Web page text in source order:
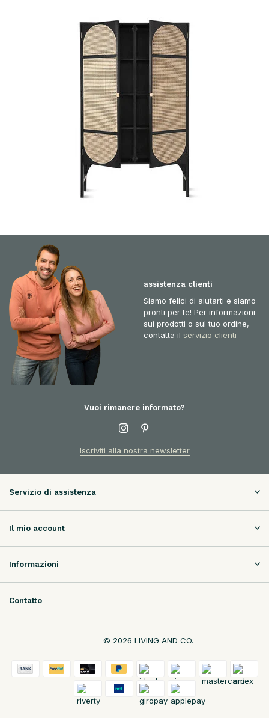
assistenza clienti
Siamo felici di aiutarti e siamo
pronti per te! Per informazioni
sui prodotti o sul tuo ordine,
contatta il servizio clienti
Vuoi rimanere informato?
Iscriviti alla nostra newsletter
Servizio di assistenza
Il mio account
Informazioni
Contatto
© 2026 LIVING AND CO.